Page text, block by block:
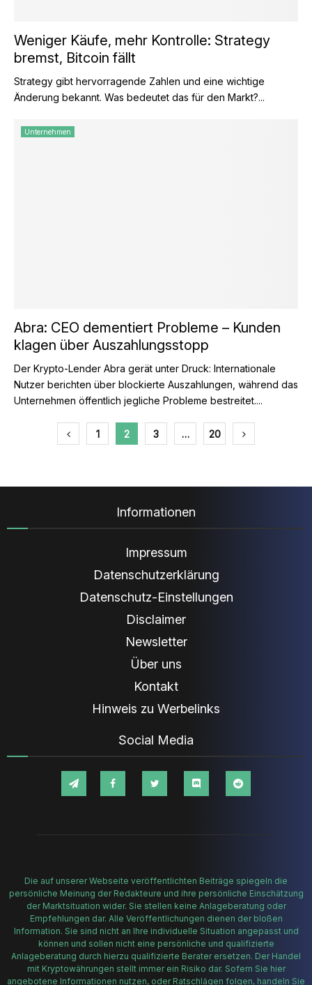
Weniger Käufe, mehr Kontrolle: Strategy
bremst, Bitcoin fällt
Strategy gibt hervorragende Zahlen und eine wichtige
Änderung bekannt. Was bedeutet das für den Markt?...
Unternehmen
Abra: CEO dementiert Probleme – Kunden
klagen über Auszahlungsstopp
Der Krypto-Lender Abra gerät unter Druck: Internationale
Nutzer berichten über blockierte Auszahlungen, während das
Unternehmen öffentlich jegliche Probleme bestreitet....
Seitennummerierung
Beiträge
1 2 3 … 20
Informationen
Impressum
Datenschutzerklärung
Datenschutz-Einstellungen
Disclaimer
Newsletter
Über uns
Kontakt
Hinweis zu Werbelinks
Social Media
Die auf unserer Webseite veröffentlichten Beiträge spiegeln die
persönliche Meinung der Redakteure und ihre persönliche Einschätzung
der Marktsituation wider. Sie stellen keine Anlageberatung oder
Empfehlungen dar. Alle Veröffentlichungen dienen der bloßen
Information. Sie sind nicht an Ihre individuelle Situation angepasst und
können und sollen nicht eine persönliche und qualifizierte
Anlageberatung durch hierzu qualifizierte Berater ersetzen. Der Handel
mit Kryptowährungen stellt immer ein Risiko dar. Sofern Sie hier
angebotene Informationen nutzen, oder Ratschlägen folgen, handeln Sie